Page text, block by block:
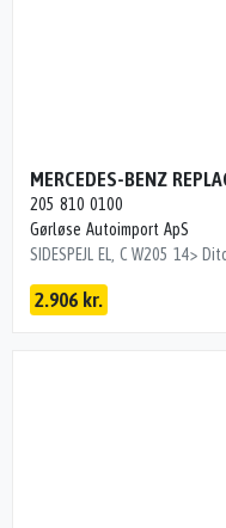
MERCEDES-BENZ
205 810 0100
Gørløse Autoimport ApS
SIDESPEJL EL, C W205 14>
2.906 kr.